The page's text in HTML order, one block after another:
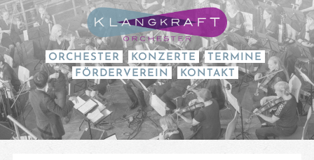
ORCHESTER KONZERTE
TERMINE
FÖRDERVEREIN
KONTAKT